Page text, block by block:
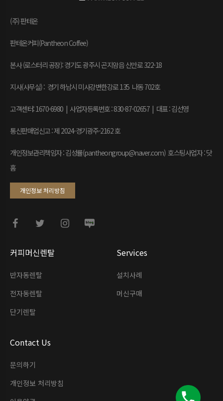
커피머신렌탈
반자동렌탈
전자동렌탈
단기렌탈
Services
설치사례
머신구매
Contact Us
문의하기
개인정보 처리방침
(주) 판테온
판테온커피(Pantheon Coffee)
본사 (로스터리 공장): 경기도 광주시 곤지암읍 신만로 322-18
지사(사무실) : 경기 하남시 미사강변한강로 135 나동 702호
고객센터: 1670-6980 | 사업자등록번호 : 830-87-02657 | 대표 : 김선영
통신판매업신고 : 제 2024-경기광주-2162 호
개인정보관리책임자 : 김성률(pantheongroup@naver.com) 호스팅사업자 : 닷
홈
개인정보 처리방침